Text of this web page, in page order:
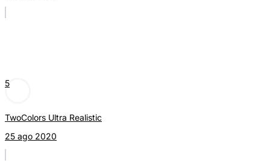
5
TwoColors Ultra Realistic
25 ago 2020